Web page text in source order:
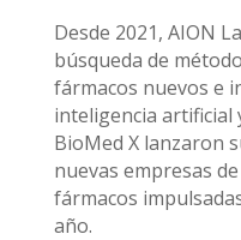
Desde 2021, AION
búsqueda de
fármacos nuevos e
inteligencia artificial
BioMed X lanzaron
nuevas empresas
fármacos
año.